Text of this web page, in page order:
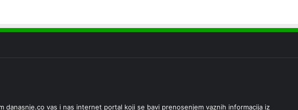
danasnje.co vas i nas internet portal koji se bavi prenosenjem vaznih informacija iz